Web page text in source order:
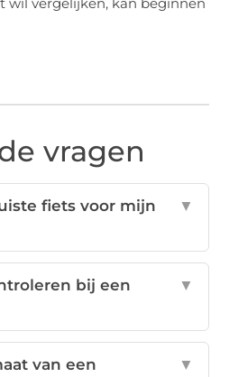
vragen
fiets voor mijn
▼
bij een
▼
van een
▼